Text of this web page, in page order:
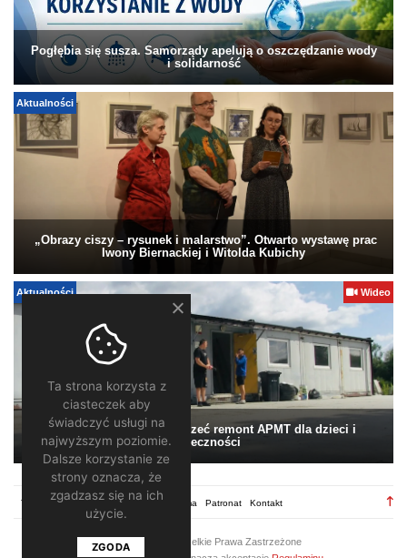
Pogłębia się susza. Samorządy apelują o oszczędzanie wody
i solidarność
Aktualności
„Obrazy ciszy – rysunek i malarstwo”. Otwarto wystawę prac
Iwony Biernackiej i Witolda Kubichy
Aktualności Wideo
Pomagamy. Warto wesprzeć remont APMT dla dzieci i
społeczności
Regulamin Redakcja Reklama Patronat Kontakt
2026 ©
/ Wszelkie Prawa Zastrzeżone
Ta strona korzysta z
ciasteczek aby
świadczyć usługi na
najwyższym poziomie.
Dalsze korzystanie ze
strony oznacza, że
zgadzasz się na ich
użycie.
ZGODA